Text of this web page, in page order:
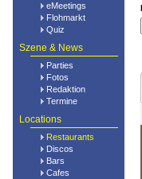
eMeetings
Flohmarkt
Quiz
Szene & News
Parties
Fotos
Redaktion
Termine
Locations
Restaurants
Discos
Bars
Cafes